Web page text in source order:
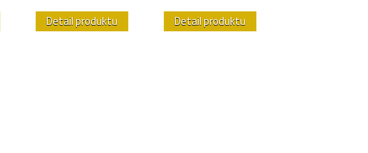
Detail produktu Detail produktu